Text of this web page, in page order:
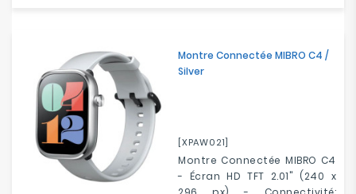
Montre Connectée MIBRO C4 /
Silver
[XPAW021]
Montre Connectée MIBRO C4
- Écran HD TFT 2.01" (240 x